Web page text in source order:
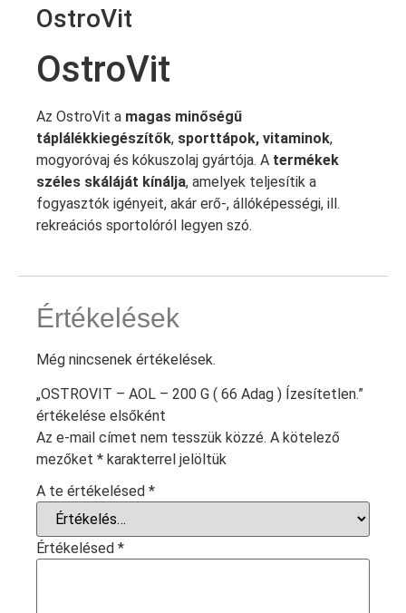
OstroVit
OstroVit
Az OstroVit a magas minőségű
táplálékkiegészítők, sporttápok, vitaminok,
mogyoróvaj és kókuszolaj gyártója. A termékek
széles skáláját kínálja, amelyek teljesítik a
fogyasztók igényeit, akár erő-, állóképességi, ill.
rekreációs sportolóról legyen szó.
Értékelések
Még nincsenek értékelések.
„OSTROVIT – AOL – 200 G ( 66 Adag ) Ízesítetlen.”
értékelése elsőként
Az e-mail címet nem tesszük közzé. A kötelező
mezőket * karakterrel jelöltük
A te értékelésed *
Értékelésed *